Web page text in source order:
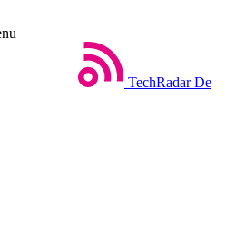
TechRadar De